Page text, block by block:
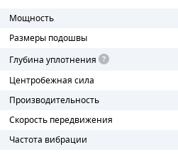
Мощность
Размеры подошвы
Глубина уплотнения
Центробежная сила
Производительность
Скорость передвижения
Частота вибрации
РАДИАТОРЫ
ПОДШИПНИКИ
ПОРШНЕВЫЕ БЛОКИ
ДЕТАЛИ ПОРШНЕВЫХ КОМПРЕССОРОВ